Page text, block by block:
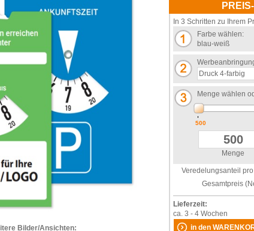
Bilder/Ansichten:
In 3 Schritten zu Ihrem
Farbe wählen:
blau-weiß
Menge wählen
500
Menge
Veredelungsanteil pro
Gesamtpreis
Lieferzeit:
ca. 3 - 4 Wochen
in den